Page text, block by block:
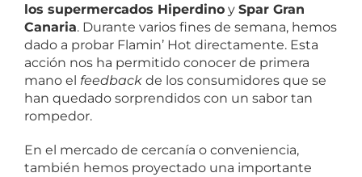
los supermercados Hiperdino y Spar Gran
Canaria. Durante varios fines de semana, hemos
dado a probar Flamin’ Hot directamente. Esta
acción nos ha permitido conocer de primera
mano el feedback de los consumidores que se
han quedado sorprendidos con un sabor tan
rompedor.
En el mercado de cercanía o conveniencia,
también hemos proyectado una importante